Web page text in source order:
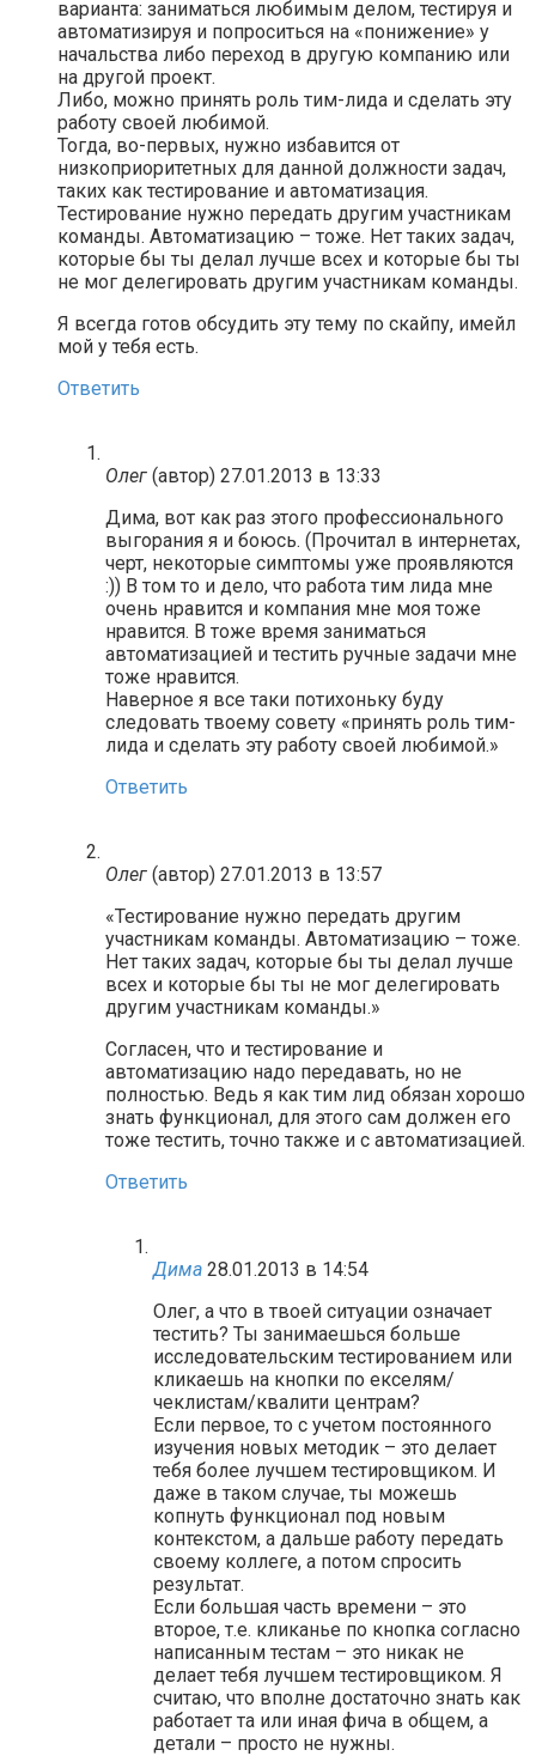
варианта: заниматься любимым делом, тестируя и
автоматизируя и попроситься на «понижение» у
начальства либо переход в другую компанию или
на другой проект.
Либо, можно принять роль тим-лида и сделать эту
работу своей любимой.
Тогда, во-первых, нужно избавится от
низкоприоритетных для данной должности задач,
таких как тестирование и автоматизация.
Тестирование нужно передать другим участникам
команды. Автоматизацию – тоже. Нет таких задач,
которые бы ты делал лучше всех и которые бы ты
не мог делегировать другим участникам команды.
Я всегда готов обсудить эту тему по скайпу, имейл
мой у тебя есть.
Ответить
Олег (автор) 27.01.2013 в 13:33
Дима, вот как раз этого профессионального
выгорания я и боюсь. (Прочитал в интернетах,
черт, некоторые симптомы уже проявляются
:)) В том то и дело, что работа тим лида мне
очень нравится и компания мне моя тоже
нравится. В тоже время заниматься
автоматизацией и тестить ручные задачи мне
тоже нравится.
Наверное я все таки потихоньку буду
следовать твоему совету «принять роль тим-
лида и сделать эту работу своей любимой.»
Ответить
Олег (автор) 27.01.2013 в 13:57
«Тестирование нужно передать другим
участникам команды. Автоматизацию – тоже.
Нет таких задач, которые бы ты делал лучше
всех и которые бы ты не мог делегировать
другим участникам команды.»
Согласен, что и тестирование и
автоматизацию надо передавать, но не
полностью. Ведь я как тим лид обязан хорошо
знать функционал, для этого сам должен его
тоже тестить, точно также и с автоматизацией.
Ответить
Дима 28.01.2013 в 14:54
Олег, а что в твоей ситуации означает
тестить? Ты занимаешься больше
исследовательским тестированием или
кликаешь на кнопки по екселям/
чеклистам/квалити центрам?
Если первое, то с учетом постоянного
изучения новых методик – это делает
тебя более лучшем тестировщиком. И
даже в таком случае, ты можешь
копнуть функционал под новым
контекстом, а дальше работу передать
своему коллеге, а потом спросить
результат.
Если большая часть времени – это
второе, т.е. кликанье по кнопка согласно
написанным тестам – это никак не
делает тебя лучшем тестировщиком. Я
считаю, что вполне достаточно знать как
работает та или иная фича в общем, а
детали – просто не нужны.